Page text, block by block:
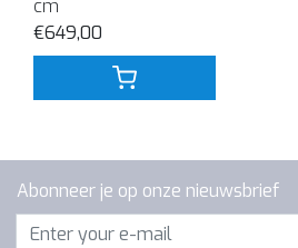
cm
€649,00
Abonneer je op onze nieuwsbrief